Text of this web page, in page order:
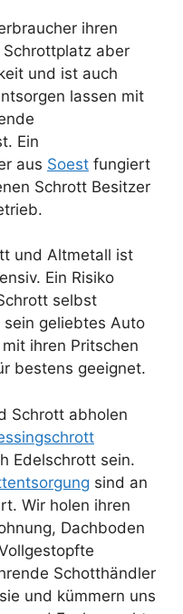
ihren
aber
und ist auch
lassen mit
Ein
aus Soest fungiert
Schrott Besitzer
und Altmetall ist
Ein Risiko
selbst
geliebtes Auto
ihren Pritschen
bestens geeignet.
Schrott abholen
Edelschrott sein.
sind an
Wir holen ihren
Dachboden
Schotthändler
und kümmern uns